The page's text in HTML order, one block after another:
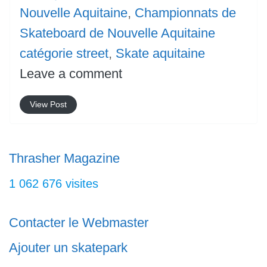
Nouvelle Aquitaine, Championnats de
Skateboard de Nouvelle Aquitaine
catégorie street, Skate aquitaine
Leave a comment
View Post
Thrasher Magazine
1 062 676 visites
Contacter le Webmaster
Ajouter un skatepark